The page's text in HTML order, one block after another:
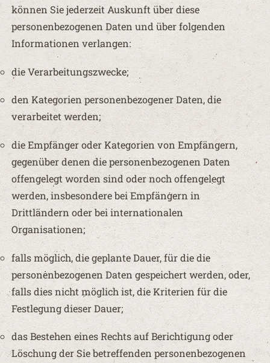
können Sie jederzeit Auskunft über diese
personenbezogenen Daten und über folgenden
Informationen verlangen:
die Verarbeitungszwecke;
den Kategorien personenbezogener Daten, die
verarbeitet werden;
die Empfänger oder Kategorien von Empfängern,
gegenüber denen die personenbezogenen Daten
offengelegt worden sind oder noch offengelegt
werden, insbesondere bei Empfängern in
Drittländern oder bei internationalen
Organisationen;
falls möglich, die geplante Dauer, für die die
personenbezogenen Daten gespeichert werden, oder,
falls dies nicht möglich ist, die Kriterien für die
Festlegung dieser Dauer;
das Bestehen eines Rechts auf Berichtigung oder
Löschung der Sie betreffenden personenbezogenen